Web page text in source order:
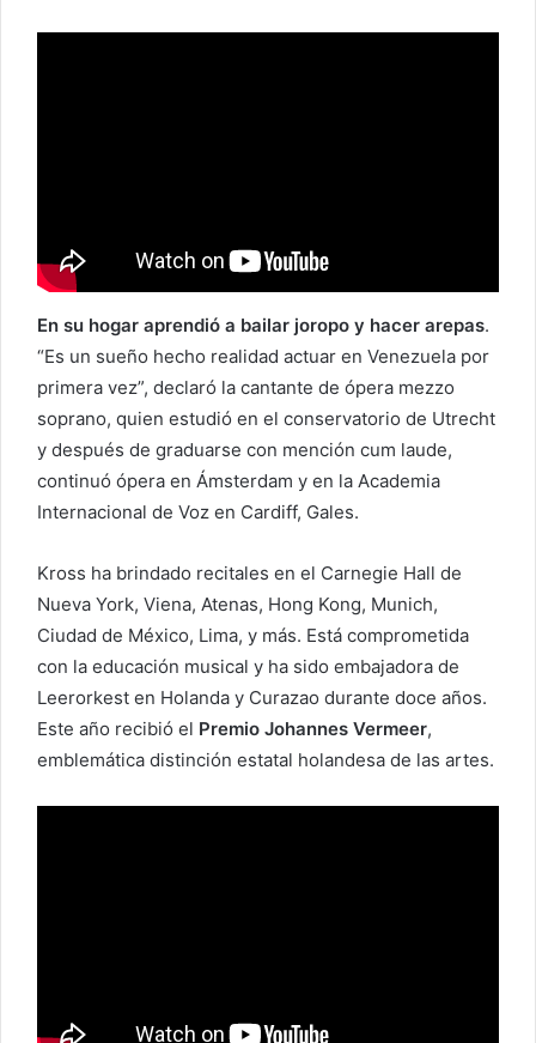
En su hogar aprendió a bailar joropo y hacer arepas.
“Es un sueño hecho realidad actuar en Venezuela por
primera vez”, declaró la cantante de ópera mezzo
soprano, quien estudió en el conservatorio de Utrecht
y después de graduarse con mención cum laude,
continuó ópera en Ámsterdam y en la Academia
Internacional de Voz en Cardiff, Gales.
Kross ha brindado recitales en el Carnegie Hall de
Nueva York, Viena, Atenas, Hong Kong, Munich,
Ciudad de México, Lima, y más. Está comprometida
con la educación musical y ha sido embajadora de
Leerorkest en Holanda y Curazao durante doce años.
Este año recibió el Premio Johannes Vermeer,
emblemática distinción estatal holandesa de las artes.